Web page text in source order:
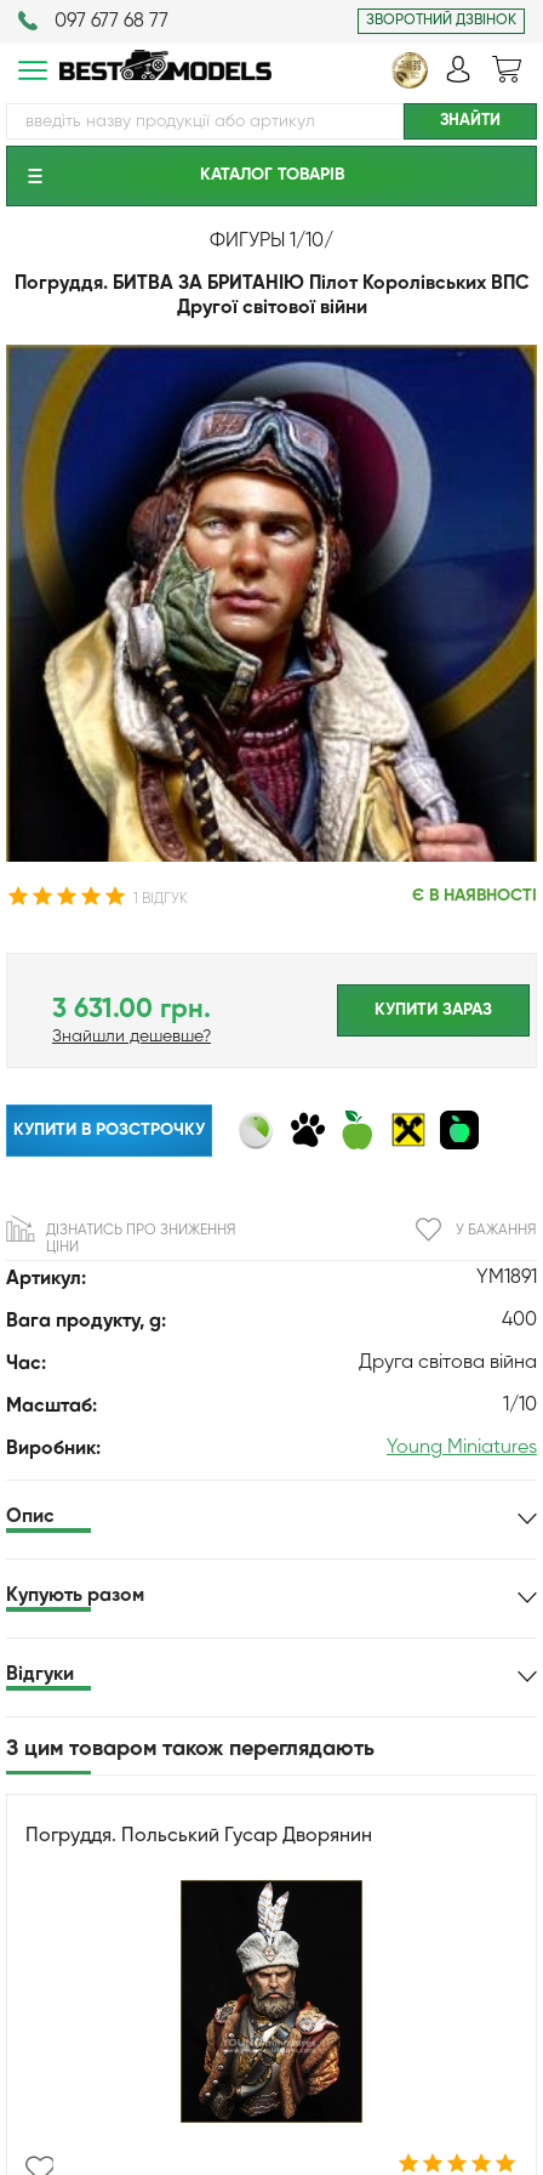
097 677 68 77 ЗВОРОТНИЙ ДЗВІНОК
КАТАЛОГ ТОВАРIВ
ФИГУРЫ 1/10/
Погруддя. БИТВА ЗА БРИТАНІЮ Пілот Королівських ВПС
Другої світової війни
1 ВІДГУК Є В НАЯВНОСТІ
Артикул: YM1891
Вага продукту, g: 400
Час: Друга світова війна
Масштаб: 1/10
Виробник: Young Miniatures
3 631.00 грн.
Знайшли дешевше?
КУПИТИ ЗАРАЗ
КУПИТИ В РОЗСТРОЧКУ
У БАЖАННЯ
ДІЗНАТИСЬ ПРО ЗНИЖЕННЯ
ЦІНИ
Опис
Купують разом
Відгуки
З цим товаром також переглядають
Погруддя. Польський Гусар Дворянин